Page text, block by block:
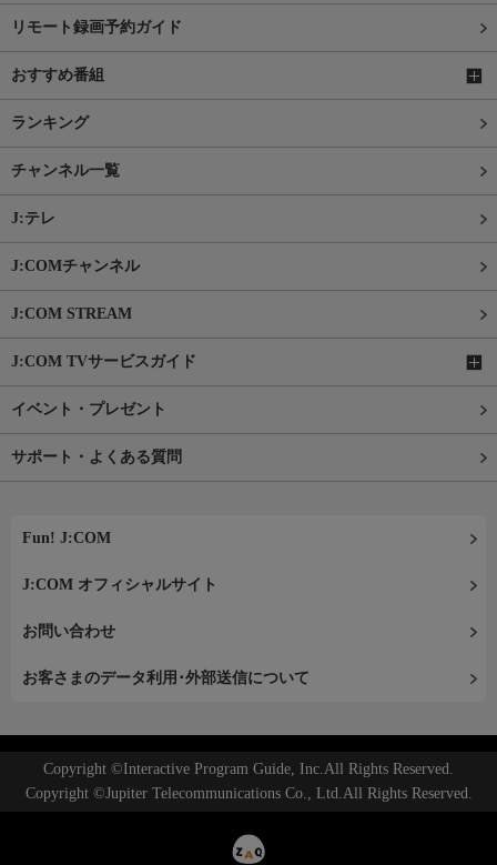
リモート録画予約ガイド
おすすめ番組
ランキング
チャンネル一覧
J:テレ
J:COMチャンネル
J:COM STREAM
J:COM TVサービスガイド
イベント・プレゼント
サポート・よくある質問
Fun! J:COM
J:COM オフィシャルサイト
お問い合わせ
お客さまのデータ利用･外部送信について
Copyright ©Interactive Program Guide, Inc.All Rights Reserved.
Copyright ©Jupiter Telecommunications Co., Ltd.All Rights Reserved.